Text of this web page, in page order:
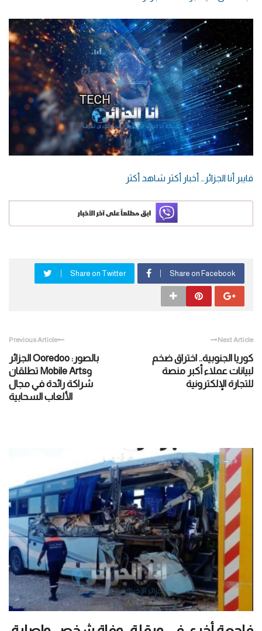
فايبر أنا الجزائر… أخبار أكثر شاهد أكثر
Share on Facebook
Share on Twitter
Previous Article
بالصور: Ooredoo الجزائر
وMobile Arts تطلقان
شراكة رائدة في مجال
الألعاب السحابية
Next Article
كوريا الجنوبية.. اختراق ضخم
لبيانات عملاء أكبر منصة
للتجارة الإلكترونية